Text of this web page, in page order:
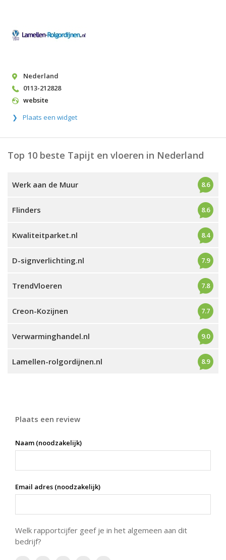
Nederland
0113-212828
website
Plaats een widget
Top 10 beste Tapijt en vloeren in Nederland
Werk aan de Muur 8.6
Flinders 8.6
Kwaliteitparket.nl 8.4
D-signverlichting.nl 7.9
TrendVloeren 7.8
Creon-Kozijnen 7.7
Verwarminghandel.nl 9.0
Lamellen-rolgordijnen.nl 8.9
Plaats een review
Naam (noodzakelijk)
Email adres (noodzakelijk)
Welk rapportcijfer geef je in het algemeen aan dit
bedrijf?